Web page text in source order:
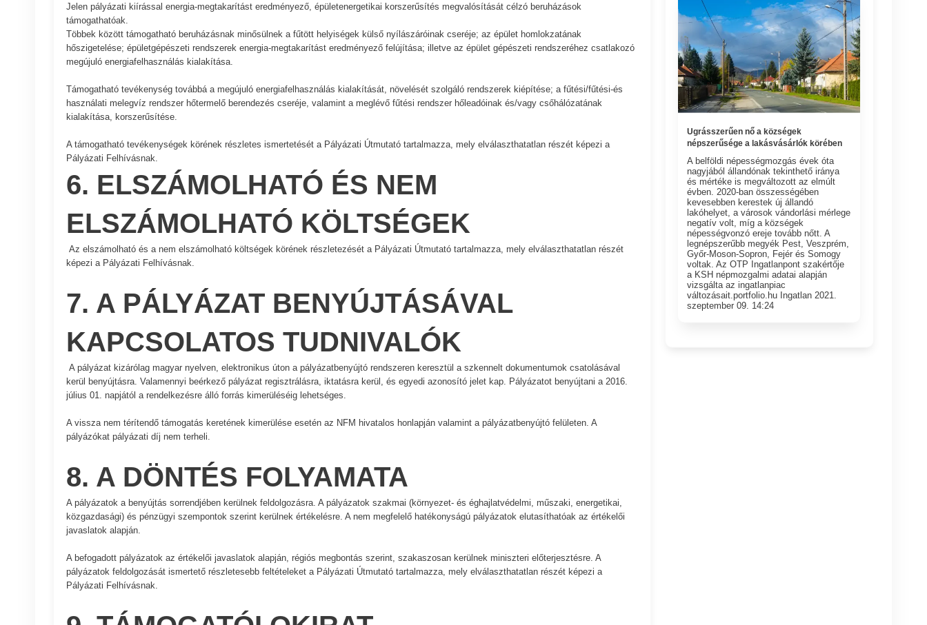
Jelen pályázati kiírással energia-megtakarítást eredményező, épületenergetikai korszerűsítés megvalósítását célzó beruházások
támogathatóak.
Többek között támogatható beruházásnak minősülnek a fűtött helyiségek külső nyílászáróinak cseréje; az épület homlokzatának
hőszigetelése; épületgépészeti rendszerek energia-megtakarítást eredményező felújítása; illetve az épület gépészeti rendszeréhez csatlakozó
megújuló energiafelhasználás kialakítása.
Támogatható tevékenység továbbá a megújuló energiafelhasználás kialakítását, növelését szolgáló rendszerek kiépítése; a fűtési/fűtési-és
használati melegvíz rendszer hőtermelő berendezés cseréje, valamint a meglévő fűtési rendszer hőleadóinak és/vagy csőhálózatának
kialakítása, korszerűsítése.
A támogatható tevékenységek körének részletes ismertetését a Pályázati Útmutató tartalmazza, mely elválaszthatatlan részét képezi a
Pályázati Felhívásnak.
6. ELSZÁMOLHATÓ ÉS NEM
ELSZÁMOLHATÓ KÖLTSÉGEK
Az elszámolható és a nem elszámolható költségek körének részletezését a Pályázati Útmutató tartalmazza, mely elválaszthatatlan részét
képezi a Pályázati Felhívásnak.
7. A PÁLYÁZAT BENYÚJTÁSÁVAL
KAPCSOLATOS TUDNIVALÓK
A pályázat kizárólag magyar nyelven, elektronikus úton a pályázatbenyújtó rendszeren keresztül a szkennelt dokumentumok csatolásával
kerül benyújtásra. Valamennyi beérkező pályázat regisztrálásra, iktatásra kerül, és egyedi azonosító jelet kap. Pályázatot benyújtani a 2016.
július 01. napjától a rendelkezésre álló forrás kimerüléséig lehetséges.
A vissza nem térítendő támogatás keretének kimerülése esetén az NFM hivatalos honlapján valamint a pályázatbenyújtó felületen. A
pályázókat pályázati díj nem terheli.
8. A DÖNTÉS FOLYAMATA
A pályázatok a benyújtás sorrendjében kerülnek feldolgozásra. A pályázatok szakmai (környezet- és éghajlatvédelmi, műszaki, energetikai,
közgazdasági) és pénzügyi szempontok szerint kerülnek értékelésre. A nem megfelelő hatékonyságú pályázatok elutasíthatóak az értékelői
javaslatok alapján.
A befogadott pályázatok az értékelői javaslatok alapján, régiós megbontás szerint, szakaszosan kerülnek miniszteri előterjesztésre. A
pályázatok feldolgozását ismertető részletesebb feltételeket a Pályázati Útmutató tartalmazza, mely elválaszthatatlan részét képezi a
Pályázati Felhívásnak.
Ugrásszerűen nő a községek
népszerűsége a lakásvásárlók körében
A belföldi népességmozgás évek óta
nagyjából állandónak tekinthető iránya
és mértéke is megváltozott az elmúlt
évben. 2020-ban összességében
kevesebben kerestek új állandó
lakóhelyet, a városok vándorlási mérlege
negatív volt, míg a községek
népességvonzó ereje tovább nőtt. A
legnépszerűbb megyék Pest, Veszprém,
Győr-Moson-Sopron, Fejér és Somogy
voltak. Az OTP Ingatlanpont szakértője
a KSH népmozgalmi adatai alapján
vizsgálta az ingatlanpiac
változásait.portfolio.hu Ingatlan 2021.
szeptember 09. 14:24